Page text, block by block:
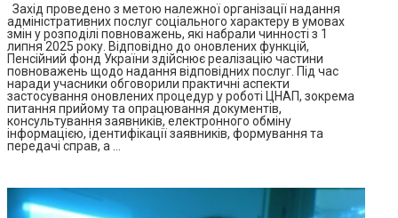
Захід проведено з метою належної організації надання
адміністративних послуг соціального характеру в умовах
змін у розподілі повноважень, які набрали чинності з 1
липня 2025 року. Відповідно до оновлених функцій,
Пенсійний фонд України здійснює реалізацію частини
повноважень щодо надання відповідних послуг. Під час
наради учасники обговорили практичні аспекти
застосування оновлених процедур у роботі ЦНАП, зокрема
питання прийому та опрацювання документів,
консультування заявників, електронного обміну
інформацією, ідентифікації заявників, формування та
передачі справ, а …